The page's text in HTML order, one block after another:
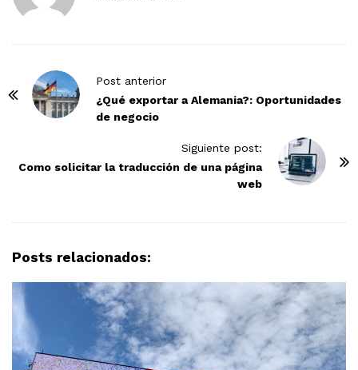
Post anterior
¿Qué exportar a Alemania?: Oportunidades
de negocio
Siguiente post:
Como solicitar la traducción de una página
web
Posts relacionados: